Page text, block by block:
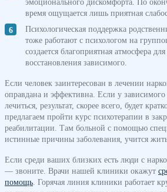
эмоционального дискомфорта. По
время ощущается лишь приятная
Психологическая поддержка
тоже работают с психологом на
создается благоприятная атмосфера
восстановления зависимого.
Если человек заинтересован в лечении
оправдана и эффективна. Если у
лечиться, результат, скорее всего, будет
предлагаем пройти курс психотерапии в
реабилитации. Там больной с помощью
истинные причины заболевания, учится
Если среди ваших близких есть люди с
— звоните. Врачи нашей клиники окажут
помощь. Горячая линия клиники работает